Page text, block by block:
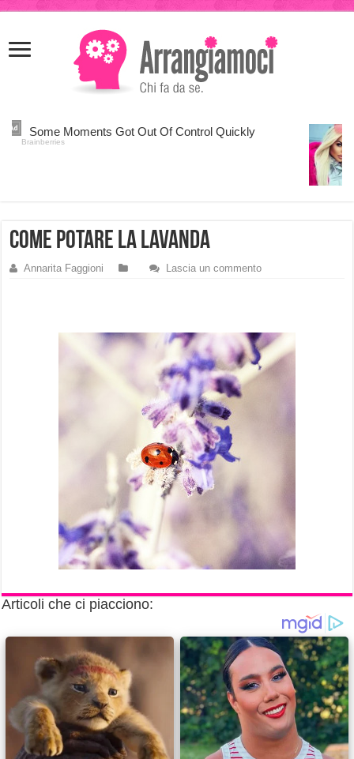
giriş
kingroyal
come potare la lavanda
Annarita Faggioni Lascia un commento
Articoli che ci piacciono: